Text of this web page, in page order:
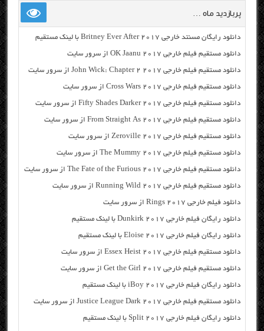
پربازدید ماه …
دانلود رایگان مسنتد خارجی Britney Ever After 2017 با لینک مستقیم
دانلود مستقیم فیلم خارجی OK Jaanu 2017 از سرور سایت
دانلود مستقیم فیلم خارجی John Wick: Chapter 2 2017 از سرور سایت
دانلود مستقیم فیلم خارجی Cross Wars 2017 از سرور سایت
دانلود مستقیم فیلم خارجی Fifty Shades Darker 2017 از سرور سایت
دانلود مستقیم فیلم خارجی From Straight As 2017 از سرور سایت
دانلود مستقیم فیلم خارجی Zeroville 2017 از سرور سایت
دانلود مستقیم فیلم خارجی The Mummy 2017 از سرور سایت
دانلود مستقیم فیلم خارجی The Fate of the Furious 2017 از سرور سایت
دانلود مستقیم فیلم خارجی Running Wild 2017 از سرور سایت
دانلود فیلم خارجی Rings 2017 از سرور سایت
دانلود رایگان فیلم خارجی Dunkirk 2017 با لینک مستقیم
دانلود رایگان فیلم خارجی Eloise 2017 با لینک مستقیم
دانلود مستقیم فیلم خارجی Essex Heist 2017 از سرور سایت
دانلود مستقیم فیلم خارجی Get the Girl 2017 از سرور سایت
دانلود رایگان فیلم خارجی iBoy 2017 با لینک مستقیم
دانلود مستقیم فیلم خارجی Justice League Dark 2017 از سرور سایت
دانلود رایگان فیلم خارجی Split 2017 با لینک مستقیم